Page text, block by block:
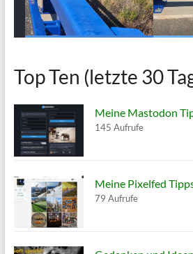
Top Ten (letzte 30
Meine Mastodon
145 Aufrufe
Meine Pixelfed
79 Aufrufe